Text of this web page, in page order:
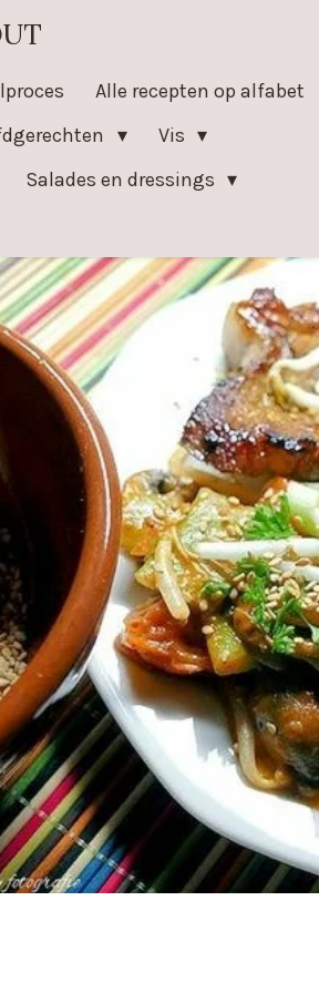
Alle recepten op alfabet
Vis
Salades en dressings